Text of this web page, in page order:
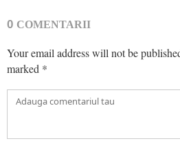
0 COMENTARII
Your email address will not be
marked *